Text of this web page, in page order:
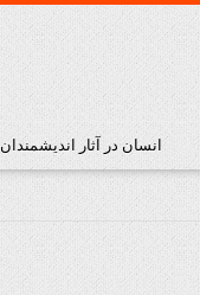
انسان در آثار اندیشمندان